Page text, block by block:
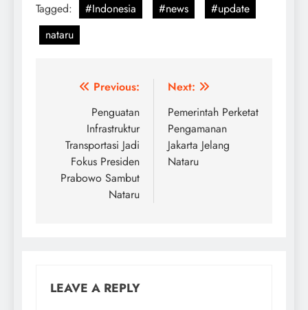
Tagged: #Indonesia #news
#update
nataru
Post
navigation
Previous:
Penguatan
Infrastruktur
Transportasi Jadi
Fokus Presiden
Prabowo Sambut
Nataru
Next:
Pemerintah Perketat
Pengamanan
Jakarta Jelang
Nataru
LEAVE A REPLY